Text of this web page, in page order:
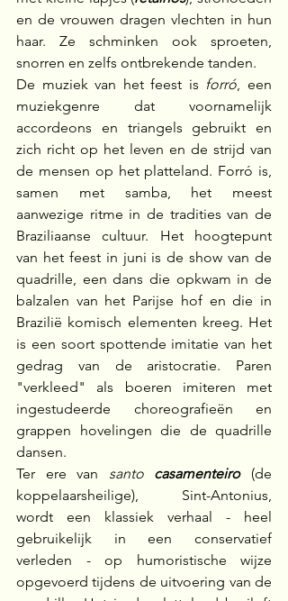
en de vrouwen dragen vlechten in hun
haar. Ze schminken ook sproeten,
snorren en zelfs ontbrekende tanden.
De muziek van het feest is forró, een
muziekgenre dat voornamelijk
accordeons en triangels gebruikt en
zich richt op het leven en de strijd van
de mensen op het platteland. Forró is,
samen met samba, het meest
aanwezige ritme in de tradities van de
Braziliaanse cultuur. Het hoogtepunt
van het feest in juni is de show van de
quadrille, een dans die opkwam in de
balzalen van het Parijse hof en die in
Brazilië komisch elementen kreeg. Het
is een soort spottende imitatie van het
gedrag van de aristocratie. Paren
"verkleed" als boeren imiteren met
ingestudeerde choreografieën en
grappen hovelingen die de quadrille
dansen.
Ter ere van santo casamenteiro (de
koppelaarsheilige), Sint-Antonius,
wordt een klassiek verhaal - heel
gebruikelijk in een conservatief
verleden - op humoristische wijze
opgevoerd tijdens de uitvoering van de